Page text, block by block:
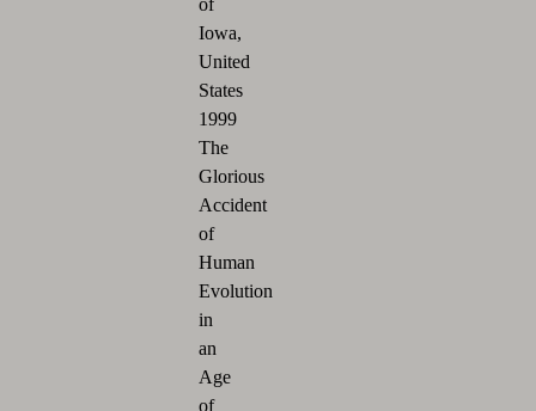
of
Iowa,
United
States
1999
The
Glorious
Accident
of
Human
Evolution
in
an
Age
of